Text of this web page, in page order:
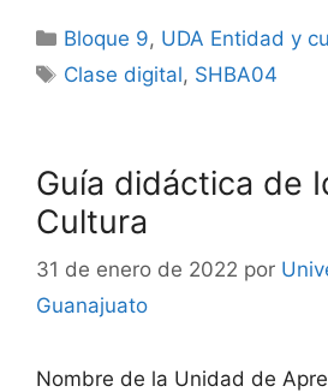
Categorías
Bloque 9, UDA Entidad y
Etiquetas
Clase digital, SHBA04
Guía didáctica de
Cultura
31 de enero de 2022 por
Guanajuato
Nombre de la Unidad de